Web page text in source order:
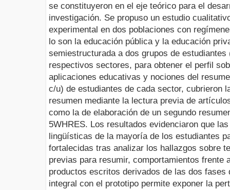
se constituyeron en el eje teórico para el
investigación. Se propuso un estudio
experimental en dos poblaciones con
lo son la educación pública y la educación
semiestructurada a dos grupos de
respectivos sectores, para obtener el perfil
aplicaciones educativas y nociones del
c/u) de estudiantes de cada sector, cubrieron
resumen mediante la lectura previa de
como la de elaboración de un segundo
5WHRES. Los resultados evidenciaron que
lingüísticas de la mayoría de los estudiantes
fortalecidas tras analizar los hallazgos sobre
previas para resumir, comportamientos frente
productos escritos derivados de las dos fases
integral con el prototipo permite exponer la